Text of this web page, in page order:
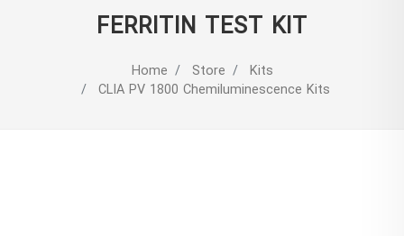
FERRITIN TEST KIT
Home Store
Kits
CLIA PV 1800 Chemiluminescence Kits